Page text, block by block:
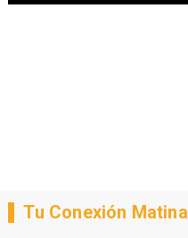
Tu Conexión Matinal